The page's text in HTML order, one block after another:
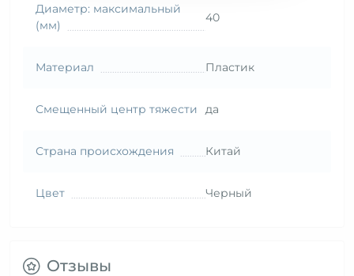
Диаметр: максимальный
(мм)
40
Материал Пластик
Смещенный центр тяжести да
Страна происхождения Китай
Цвет Черный
Отзывы